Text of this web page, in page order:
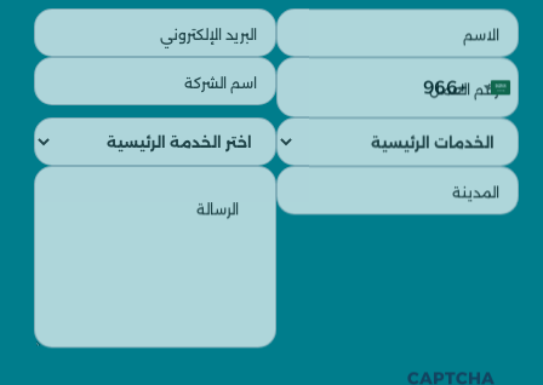
الاسم
(مطلوب)
البريد
الإلكتروني
(مطلوب)
رقم
العمل
(مطلوب)
Saudi
+966
+966
اسم
الشركة
(مطلوب)
الخدمات
الرئيسية
(مطلوب)
الخدمات
الفرعية
(مطلوب)
المدينة
الرسالة
CAPTCHA